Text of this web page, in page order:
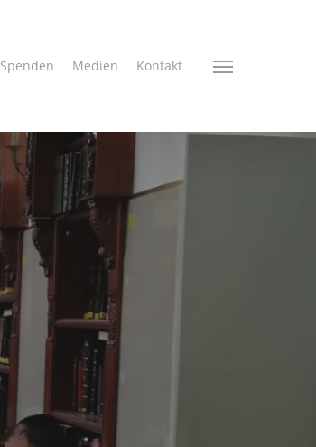
Spenden Medien Kontakt Menu